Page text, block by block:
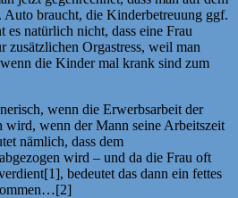
Auto braucht, die Kinderbetreuung ggf.
es natürlich nicht, dass eine Frau
zusätzlichen Orgastress, weil man
die Kinder mal krank sind zum
wenn die Erwerbsarbeit der
wird, wenn der Mann seine Arbeitszeit
nämlich, dass dem
wird – und da die Frau oft
bedeutet das dann ein fettes